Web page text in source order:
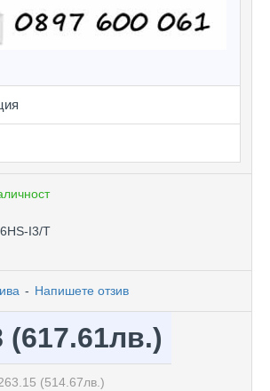
I3/T
- Напишете отзив
(617.61лв.)
(514.67лв.)